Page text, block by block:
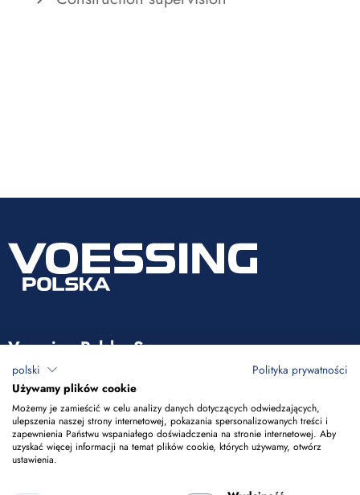
Voessing Polska Sp. z o.o.
ul. Tadeusza Kościuszki 53
85-079 Bydgoszcz
+48 52 365 50 10
info@voessing.pl
polski
Polityka prywatności
Używamy plików cookie
Możemy je zamieścić w celu analizy danych dotyczących odwiedzających,
ulepszenia naszej strony internetowej, pokazania spersonalizowanych treści i
zapewnienia Państwu wspaniałego doświadczenia na stronie internetowej. Aby
uzyskać więcej informacji na temat plików cookie, których używamy, otwórz
ustawienia.